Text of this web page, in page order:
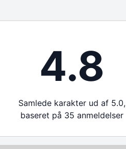
4.8
Samlede karakter ud af 5.0,
baseret på 35 anmeldelser